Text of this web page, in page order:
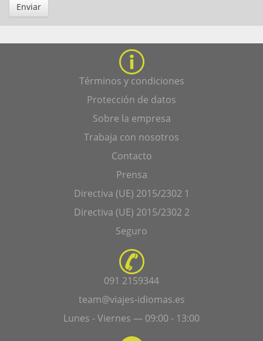
Enviar
Términos y condiciones
Protección de datos
Sobre la empresa
Trabaja con nosotros
Contacto
Prensa
Directiva (UE) 2015/2302 1
Directiva (UE) 2015/2302 2
Seguro
091 2159344
team@viajes-idiomas.es
Lunes - Viernes — 09:00 - 13:00